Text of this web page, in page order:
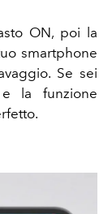
ON, poi la
smartphone
Se sei
la funzione